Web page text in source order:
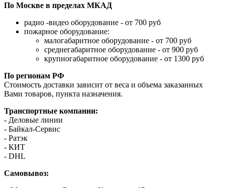
По Москве в пределах МКАД
радио -видео оборудование - от 700 руб
пожарное оборудование:
малогабаритное оборудование - от 700 руб
среднегабаритное оборудование - от 900 руб
крупногабаритное оборудование - от 1300 руб
По регионам РФ
Стоимость доставки зависит от веса и объема заказанных
Вами товаров, пункта назначения.
Транспортные компании:
- Деловые линии
- Байкал-Сервис
- Ратэк
- КИТ
- DHL
Самовывоз: